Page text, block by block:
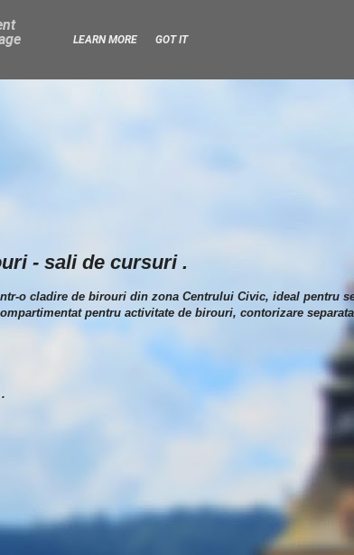
- sali de cursuri .
o cladire de birouri din zona Centrului Civic, ideal pentru
pentru activitate de birouri, contorizare
LEARN MORE GOT IT